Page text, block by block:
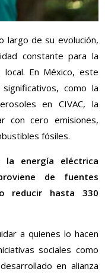
largo de su evolución,
constante para la
En México, este
como la
en CIVAC, la
con cero emisiones,
fósiles.
energía eléctrica
de fuentes
reducir hasta 330
a quienes lo hacen
sociales como
en alianza